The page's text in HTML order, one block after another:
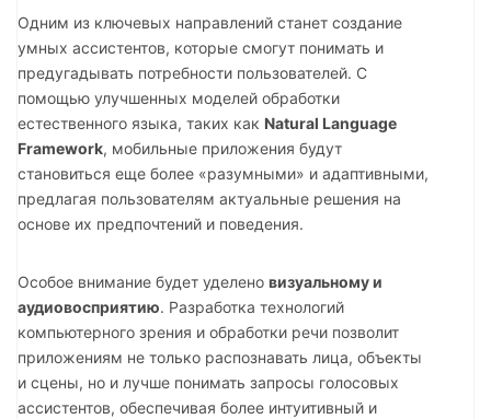
Одним из ключевых направлений станет создание
умных ассистентов, которые смогут понимать и
предугадывать потребности пользователей. С
помощью улучшенных моделей обработки
естественного языка, таких как Natural Language
Framework, мобильные приложения будут
становиться еще более «разумными» и адаптивными,
предлагая пользователям актуальные решения на
основе их предпочтений и поведения.
Особое внимание будет уделено визуальному и
аудиовосприятию. Разработка технологий
компьютерного зрения и обработки речи позволит
приложениям не только распознавать лица, объекты
и сцены, но и лучше понимать запросы голосовых
ассистентов, обеспечивая более интуитивный и